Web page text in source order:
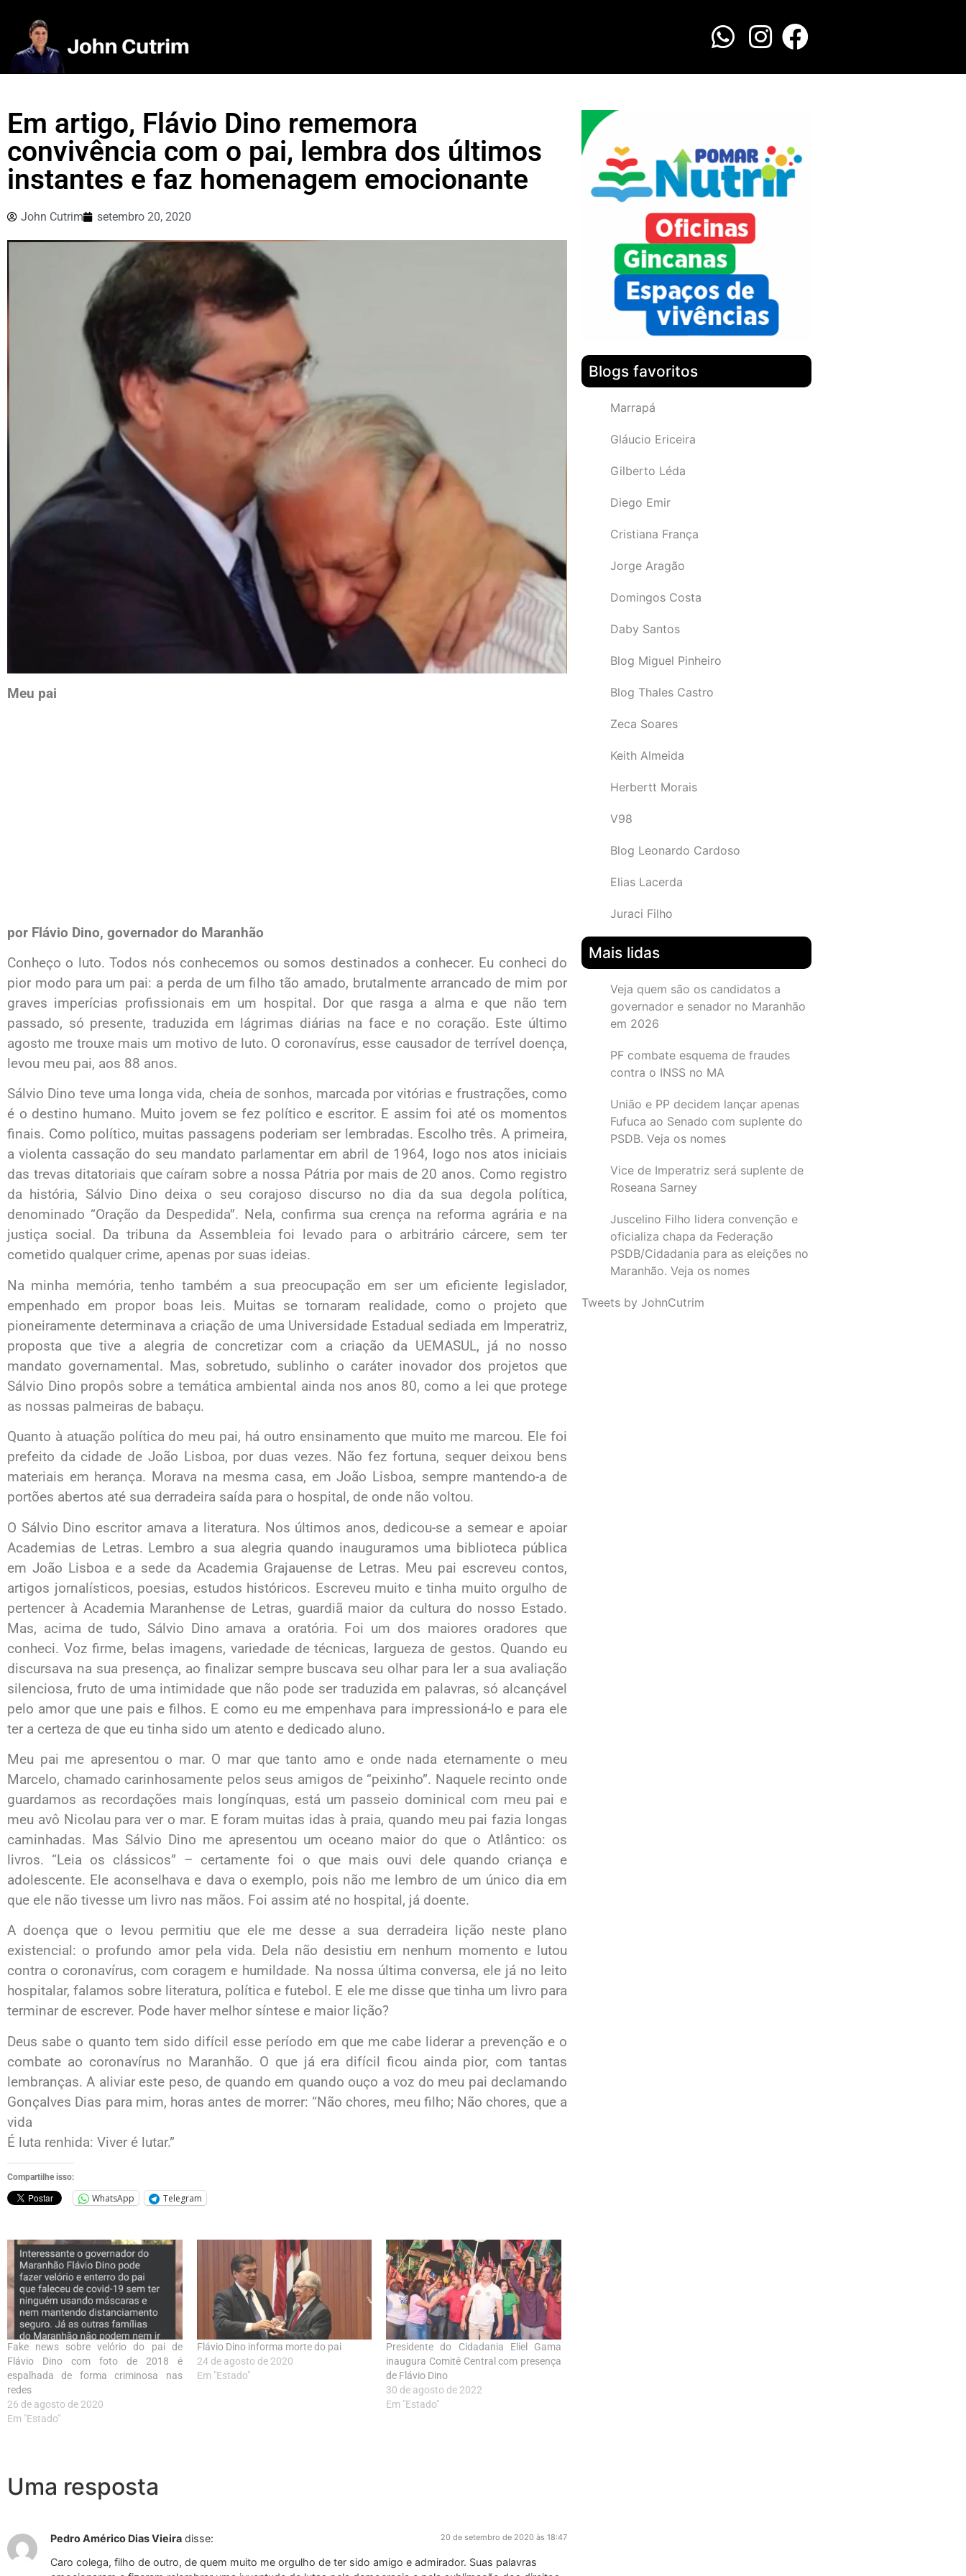
Em artigo, Flávio Dino rememora
convivência com o pai, lembra dos últimos
instantes e faz homenagem emocionante
John Cutrim setembro 20, 2020
Meu pai
por Flávio Dino, governador do Maranhão
Conheço o luto. Todos nós conhecemos ou somos destinados a conhecer. Eu conheci do
pior modo para um pai: a perda de um filho tão amado, brutalmente arrancado de mim por
graves imperícias profissionais em um hospital. Dor que rasga a alma e que não tem
passado, só presente, traduzida em lágrimas diárias na face e no coração. Este último
agosto me trouxe mais um motivo de luto. O coronavírus, esse causador de terrível doença,
levou meu pai, aos 88 anos.
Sálvio Dino teve uma longa vida, cheia de sonhos, marcada por vitórias e frustrações, como
é o destino humano. Muito jovem se fez político e escritor. E assim foi até os momentos
finais. Como político, muitas passagens poderiam ser lembradas. Escolho três. A primeira,
a violenta cassação do seu mandato parlamentar em abril de 1964, logo nos atos iniciais
das trevas ditatoriais que caíram sobre a nossa Pátria por mais de 20 anos. Como registro
da história, Sálvio Dino deixa o seu corajoso discurso no dia da sua degola política,
denominado “Oração da Despedida”. Nela, confirma sua crença na reforma agrária e na
justiça social. Da tribuna da Assembleia foi levado para o arbitrário cárcere, sem ter
cometido qualquer crime, apenas por suas ideias.
Na minha memória, tenho também a sua preocupação em ser um eficiente legislador,
empenhado em propor boas leis. Muitas se tornaram realidade, como o projeto que
pioneiramente determinava a criação de uma Universidade Estadual sediada em Imperatriz,
proposta que tive a alegria de concretizar com a criação da UEMASUL, já no nosso
mandato governamental. Mas, sobretudo, sublinho o caráter inovador dos projetos que
Sálvio Dino propôs sobre a temática ambiental ainda nos anos 80, como a lei que protege
as nossas palmeiras de babaçu.
Quanto à atuação política do meu pai, há outro ensinamento que muito me marcou. Ele foi
prefeito da cidade de João Lisboa, por duas vezes. Não fez fortuna, sequer deixou bens
materiais em herança. Morava na mesma casa, em João Lisboa, sempre mantendo-a de
portões abertos até sua derradeira saída para o hospital, de onde não voltou.
O Sálvio Dino escritor amava a literatura. Nos últimos anos, dedicou-se a semear e apoiar
Academias de Letras. Lembro a sua alegria quando inauguramos uma biblioteca pública
em João Lisboa e a sede da Academia Grajauense de Letras. Meu pai escreveu contos,
artigos jornalísticos, poesias, estudos históricos. Escreveu muito e tinha muito orgulho de
pertencer à Academia Maranhense de Letras, guardiã maior da cultura do nosso Estado.
Mas, acima de tudo, Sálvio Dino amava a oratória. Foi um dos maiores oradores que
conheci. Voz firme, belas imagens, variedade de técnicas, largueza de gestos. Quando eu
discursava na sua presença, ao finalizar sempre buscava seu olhar para ler a sua avaliação
silenciosa, fruto de uma intimidade que não pode ser traduzida em palavras, só alcançável
pelo amor que une pais e filhos. E como eu me empenhava para impressioná-lo e para ele
ter a certeza de que eu tinha sido um atento e dedicado aluno.
Meu pai me apresentou o mar. O mar que tanto amo e onde nada eternamente o meu
Marcelo, chamado carinhosamente pelos seus amigos de “peixinho”. Naquele recinto onde
guardamos as recordações mais longínquas, está um passeio dominical com meu pai e
meu avô Nicolau para ver o mar. E foram muitas idas à praia, quando meu pai fazia longas
caminhadas. Mas Sálvio Dino me apresentou um oceano maior do que o Atlântico: os
livros. “Leia os clássicos” – certamente foi o que mais ouvi dele quando criança e
adolescente. Ele aconselhava e dava o exemplo, pois não me lembro de um único dia em
que ele não tivesse um livro nas mãos. Foi assim até no hospital, já doente.
A doença que o levou permitiu que ele me desse a sua derradeira lição neste plano
existencial: o profundo amor pela vida. Dela não desistiu em nenhum momento e lutou
contra o coronavírus, com coragem e humildade. Na nossa última conversa, ele já no leito
hospitalar, falamos sobre literatura, política e futebol. E ele me disse que tinha um livro para
terminar de escrever. Pode haver melhor síntese e maior lição?
Deus sabe o quanto tem sido difícil esse período em que me cabe liderar a prevenção e o
combate ao coronavírus no Maranhão. O que já era difícil ficou ainda pior, com tantas
lembranças. A aliviar este peso, de quando em quando ouço a voz do meu pai declamando
Gonçalves Dias para mim, horas antes de morrer: “Não chores, meu filho; Não chores, que a
vida
É luta renhida: Viver é lutar.”
Compartilhe isso:
WhatsApp Telegram
Fake news sobre velório do pai de
Flávio Dino com foto de 2018 é
espalhada de forma criminosa nas
redes
26 de agosto de 2020
Em "Estado"
Flávio Dino informa morte do pai
24 de agosto de 2020
Em "Estado"
Presidente do Cidadania Eliel Gama
inaugura Comitê Central com presença
de Flávio Dino
30 de agosto de 2022
Em "Estado"
Uma resposta
Pedro Américo Dias Vieira disse: 20 de setembro de 2020 às 18:47
Caro colega, filho de outro, de quem muito me orgulho de ter sido amigo e admirador. Suas palavras
Blogs favoritos
Marrapá
Gláucio Ericeira
Gilberto Léda
Diego Emir
Cristiana França
Jorge Aragão
Domingos Costa
Daby Santos
Blog Miguel Pinheiro
Blog Thales Castro
Zeca Soares
Keith Almeida
Herbertt Morais
V98
Blog Leonardo Cardoso
Elias Lacerda
Juraci Filho
Mais lidas
Veja quem são os candidatos a
governador e senador no Maranhão
em 2026
PF combate esquema de fraudes
contra o INSS no MA
União e PP decidem lançar apenas
Fufuca ao Senado com suplente do
PSDB. Veja os nomes
Vice de Imperatriz será suplente de
Roseana Sarney
Juscelino Filho lidera convenção e
oficializa chapa da Federação
PSDB/Cidadania para as eleições no
Maranhão. Veja os nomes
Tweets by JohnCutrim